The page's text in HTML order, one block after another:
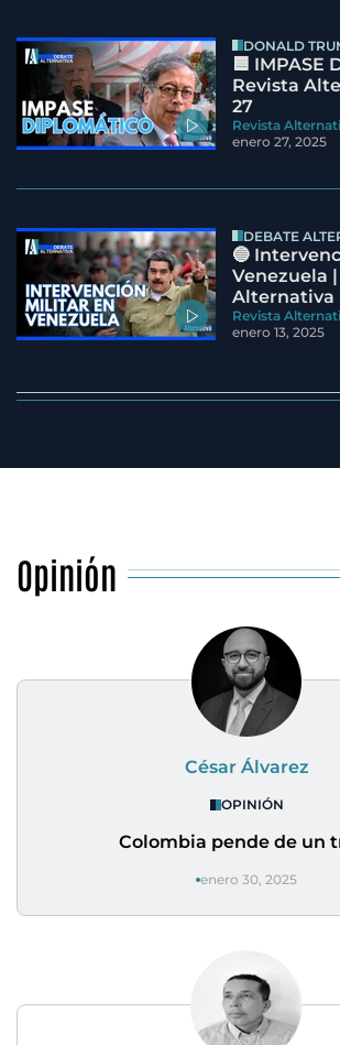
DONALD
🟦 IMPASE
Revista
27
Revista
enero 27, 2025
DEBATE
🔵
Venezuela
Alternativa
Revista
enero 13, 2025
Opinión
César Álvarez
OPINIÓN
Colombia pende de un
enero 30, 2025